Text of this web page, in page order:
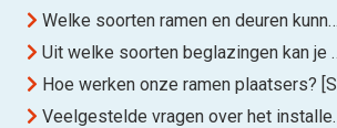
Welke soorten ramen en deuren kunnen onze partners installeren?
Uit welke soorten beglazingen kan je kiezen?
Hoe werken onze ramen plaatsers? [Stappenplan]
Veelgestelde vragen over het installeren van nieuwe ramen en deuren